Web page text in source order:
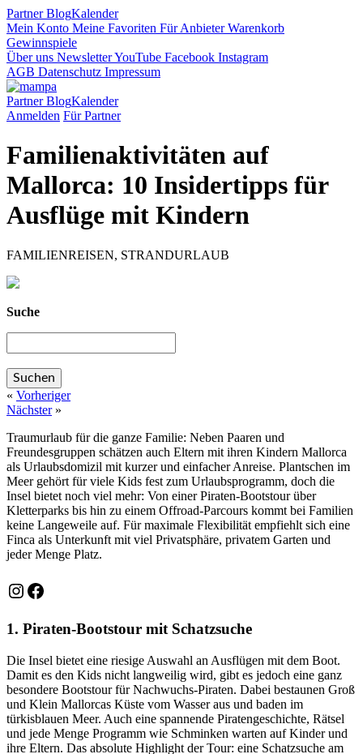
PartnerBlogKalender
Mein Konto Meine Favoriten Für AnbieterWarenkorb
Gewinnspiele
Über uns NewsletterYouTube Facebook Instagram
AGB Datenschutz Impressum
PartnerBlogKalender
Anmelden Für Partner
Familienaktivitäten auf
Mallorca: 10 Insidertipps für
Ausflüge mit Kindern
FAMILIENREISEN, STRANDURLAUB
Suche
« Vorheriger
Nächster»
Traumurlaub für die ganze Familie: Neben Paaren und
Freundesgruppen schätzen auch Eltern mit ihren Kindern Mallorca
als Urlaubsdomizil mit kurzer und einfacher Anreise. Plantschen im
Meer gehört für viele Kids fest zum Urlaubsprogramm, doch die
Insel bietet noch viel mehr: Von einer Piraten-Bootstour über
Kletterparks bis hin zu einem Offroad-Parcours kommt bei Familien
keine Langeweile auf. Für maximale Flexibilität empfiehlt sich eine
Finca als Unterkunft mit viel Privatsphäre, privatem Garten und
jeder Menge Platz.
Instagram
Facebook
1. Piraten-Bootstour mit Schatzsuche
Die Insel bietet eine riesige Auswahl an Ausflügen mit dem Boot.
Damit es den Kids nicht langweilig wird, gibt es jedoch eine ganz
besondere Bootstour für Nachwuchs-Piraten. Dabei bestaunen Groß
und Klein Mallorcas Küste vom Wasser aus und baden im
türkisblauen Meer. Auch eine spannende Piratengeschichte, Rätsel
und jede Menge Programm wie Schminken warten auf Kinder und
ihre Eltern. Das absolute Highlight der Tour: eine Schatzsuche am